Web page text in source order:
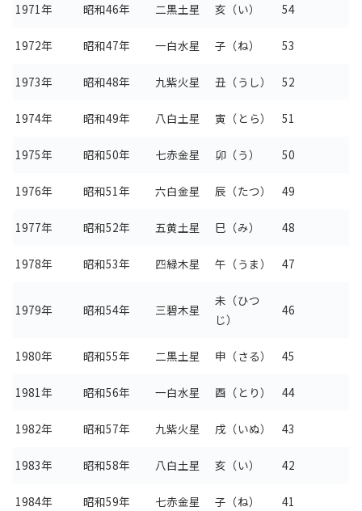
1971年 昭和46年 二黒土星 亥（い） 54
1972年 昭和47年 一白水星 子（ね） 53
1973年 昭和48年 九紫火星 丑（うし） 52
1974年 昭和49年 八白土星 寅（とら） 51
1975年 昭和50年 七赤金星 卯（う） 50
1976年 昭和51年 六白金星 辰（たつ） 49
1977年 昭和52年 五黄土星 巳（み） 48
1978年 昭和53年 四緑木星 午（うま） 47
1979年 昭和54年 三碧木星
未（ひつ
じ）
46
1980年 昭和55年 二黒土星 申（さる） 45
1981年 昭和56年 一白水星 酉（とり） 44
1982年 昭和57年 九紫火星 戌（いぬ） 43
1983年 昭和58年 八白土星 亥（い） 42
1984年 昭和59年 七赤金星 子（ね） 41